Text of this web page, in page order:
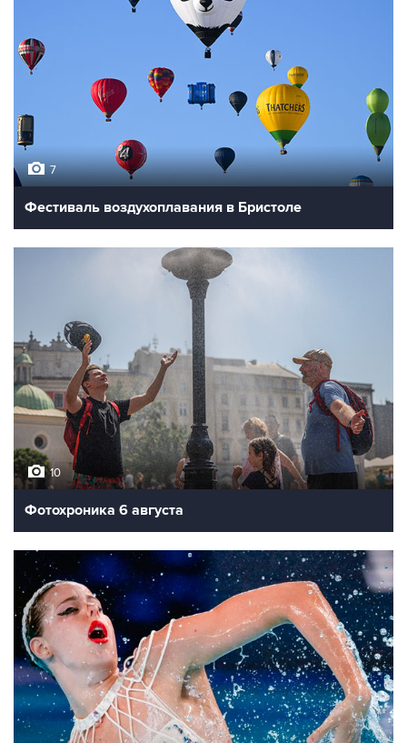
7
Фестиваль воздухоплавания в Бристоле
10
Фотохроника 6 августа